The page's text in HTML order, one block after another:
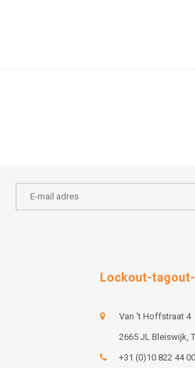
Lockout-
Van 't Hoffstraat 4
2665 JL Bleiswijk,
+31 (0)10 822 44 00